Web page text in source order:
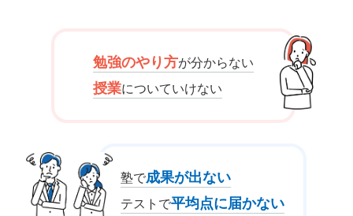
勉強のやり方が分からない
授業についていけない
塾で成果が出ない
テストで平均点に届かない